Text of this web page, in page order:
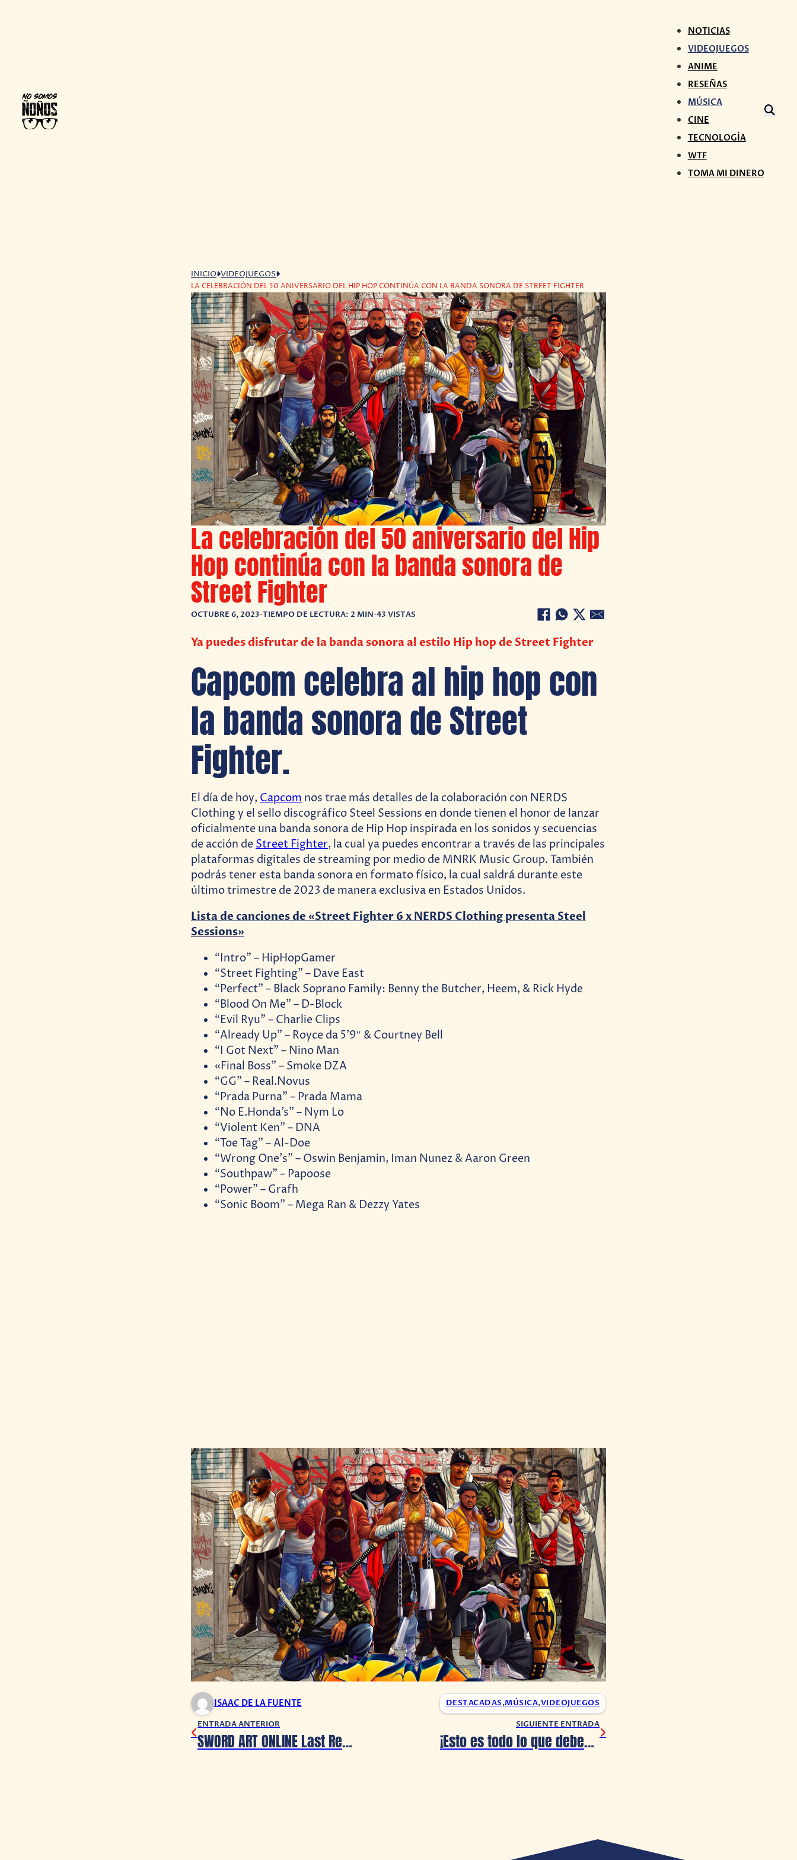
NOTICIAS
VIDEOJUEGOS
ANIME
RESEÑAS
MÚSICA
CINE
TECNOLOGÍA
WTF
TOMA MI DINERO
INICIO VIDEOJUEGOS
LA CELEBRACIÓN DEL 50 ANIVERSARIO DEL HIP HOP CONTINÚA CON LA BANDA SONORA DE STREET FIGHTER
La celebración del 50 aniversario del Hip
Hop continúa con la banda sonora de
Street Fighter
OCTUBRE 6, 2023•TIEMPO DE LECTURA: 2 MIN•43 VISTAS
Ya puedes disfrutar de la banda sonora al estilo Hip hop de Street Fighter
Capcom celebra al hip hop con
la banda sonora de Street
Fighter.
El día de hoy, Capcom nos trae más detalles de la colaboración con NERDS
Clothing y el sello discográfico Steel Sessions en donde tienen el honor de lanzar
oficialmente una banda sonora de Hip Hop inspirada en los sonidos y secuencias
de acción deStreet Fighter, la cual ya puedes encontrar a través de las principales
plataformas digitales de streaming por medio de MNRK Music Group. También
podrás tener esta banda sonora en formato físico, la cual saldrá durante este
último trimestre de 2023 de manera exclusiva en Estados Unidos.
Lista de canciones de «Street Fighter 6 x NERDS Clothing presenta Steel
Sessions»
“Intro” – HipHopGamer
“Street Fighting” – Dave East
“Perfect” – Black Soprano Family: Benny the Butcher, Heem, & Rick Hyde
“Blood On Me” – D-Block
“Evil Ryu” – Charlie Clips
“Already Up” – Royce da 5’9″ & Courtney Bell
“I Got Next” – Nino Man
«Final Boss” – Smoke DZA
“GG” – Real.Novus
“Prada Purna” – Prada Mama
“No E.Honda’s” – Nym Lo
“Violent Ken” – DNA
“Toe Tag” – Al-Doe
“Wrong One’s” – Oswin Benjamin, Iman Nunez & Aaron Green
“Southpaw” – Papoose
“Power” – Grafh
“Sonic Boom” – Mega Ran & Dezzy Yates
ISAAC DE LA FUENTE DESTACADAS,MÚSICA,VIDEOJUEGOS
ENTRADA ANTERIOR
SWORD ART ONLINE Last Recollection presenta tráiler de lanzamiento
SIGUIENTE ENTRADA
¡Esto es todo lo que debes saber de la beta de Call of Duty Modern Warfare 3!